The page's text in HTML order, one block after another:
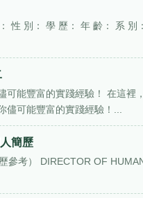
性 別： 學 歷： 年 齡： 系
可能豐富的實踐經驗！ 在這
儘可能豐富的實踐經驗！...
簡歷
參考） DIRECTOR OF